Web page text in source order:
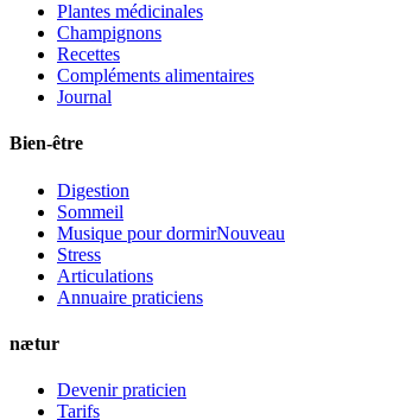
Plantes médicinales
Champignons
Recettes
Compléments alimentaires
Journal
Bien-être
Digestion
Sommeil
Musique pour dormirNouveau
Stress
Articulations
Annuaire praticiens
nætur
Devenir praticien
Tarifs